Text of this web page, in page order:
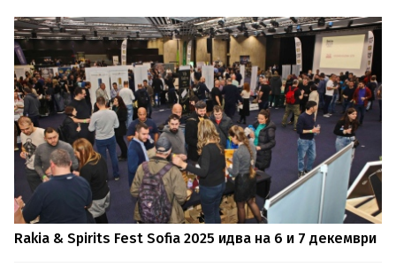
Rakia & Spirits Fest Sofia 2025 идва на 6 и 7 декември